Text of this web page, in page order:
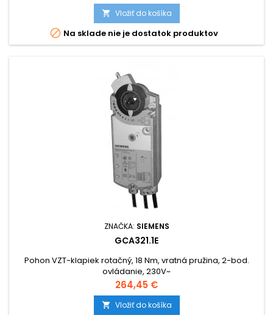
 Vložiť do košíka
 Na sklade nie je dostatok produktov
ZNAČKA: SIEMENS
GCA321.1E
Pohon VZT-klapiek rotačný, 18 Nm, vratná pružina, 2-bod.
ovládanie, 230V~
Cena
264,45 €
 Vložiť do košíka